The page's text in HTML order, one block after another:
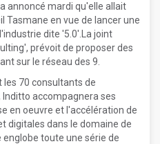
annoncé mardi qu'elle allait
Tasmane en vue de lancer une
dite '5.0'.La joint
prévoit de proposer des
sur le réseau des 9.
les 70 consultants de
accompagnera ses
en oeuvre et l'accélération de
digitales dans le domaine de
englobe toute une série de